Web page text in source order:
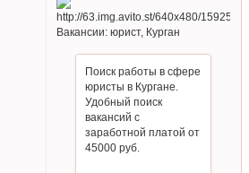
Вакансии: юрист, Курган
Поиск работы в сфере
юристы в Кургане.
Удобный поиск
вакансий с
заработной платой от
45000 руб.